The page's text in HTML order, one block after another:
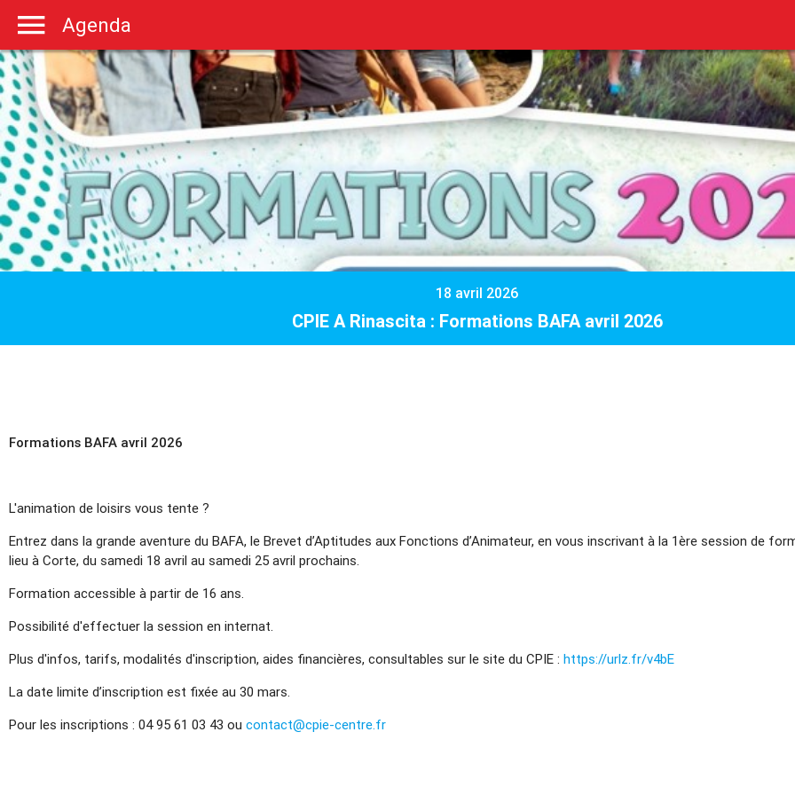
Agenda
18 avril 2026
CPIE A Rinascita : Formations BAFA avril 2026
Formations BAFA avril 2026
L'animation de loisirs vous tente ?
Entrez dans la grande aventure du BAFA, le Brevet d’Aptitudes aux Fonctions d’Animateur, en vous inscrivant à la 1ère session de
lieu à Corte, du samedi 18 avril au samedi 25 avril prochains.
Formation accessible à partir de 16 ans.
Possibilité d'effectuer la session en internat.
Plus d'infos, tarifs, modalités d'inscription, aides financières, consultables sur le site du CPIE : https://urlz.fr/v4bE
La date limite d’inscription est fixée au 30 mars.
Pour les inscriptions : 04 95 61 03 43 ou contact@cpie-centre.fr